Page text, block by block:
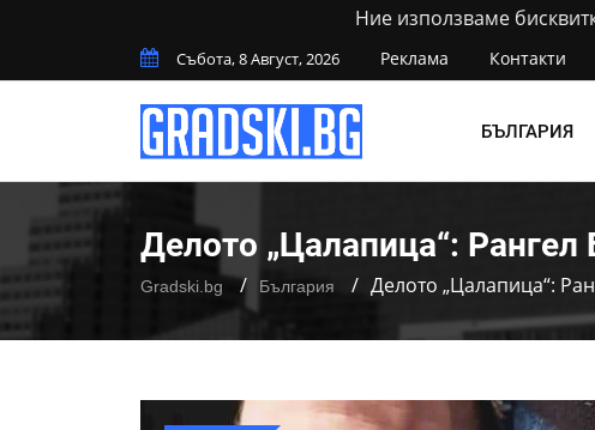
Ние използваме
Събота, 8 Август, 2026 Реклама Контакти
БЪЛГАРИЯ
Делото „Цалапица“:
Gradski.bg България Делото „Цалапица“: